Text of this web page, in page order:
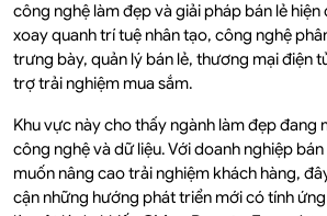
công nghệ làm đẹp và giải pháp bán lẻ
xoay quanh trí tuệ nhân tạo, công nghệ
trưng bày, quản lý bán lẻ, thương mại điện
trợ trải nghiệm mua sắm.
Khu vực này cho thấy ngành làm đẹp đang
công nghệ và dữ liệu. Với doanh nghiệp
muốn nâng cao trải nghiệm khách hàng,
cận những hướng phát triển mới có tính